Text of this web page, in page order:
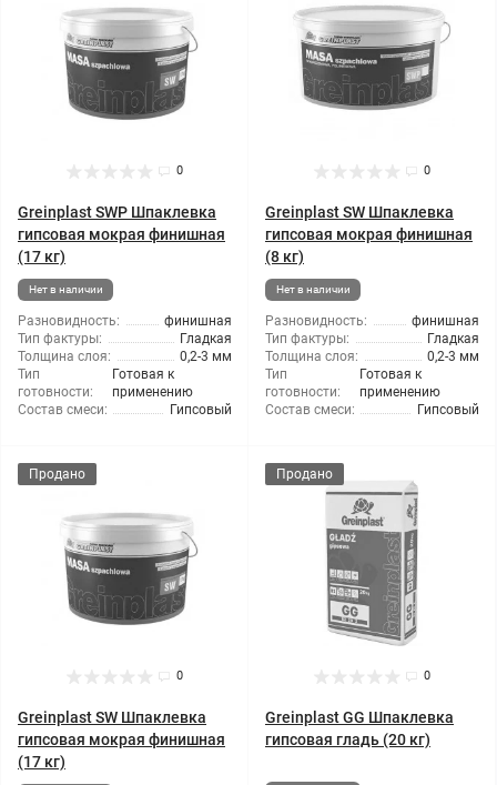
0
Greinplast SWP Шпаклевка
гипсовая мокрая финишная
(17 кг)
Нет в наличии
Разновидность:
финишная
Тип фактуры:
Гладкая
Толщина слоя:
0,2-3 мм
Тип
готовности:
Готовая к
применению
Состав смеси:
Гипсовый
0
Greinplast SW Шпаклевка
гипсовая мокрая финишная
(8 кг)
Нет в наличии
Разновидность:
финишная
Тип фактуры:
Гладкая
Толщина слоя:
0,2-3 мм
Тип
готовности:
Готовая к
применению
Состав смеси:
Гипсовый
Продано
0
Greinplast SW Шпаклевка
гипсовая мокрая финишная
(17 кг)
Продано
0
Greinplast GG Шпаклевка
гипсовая гладь (20 кг)